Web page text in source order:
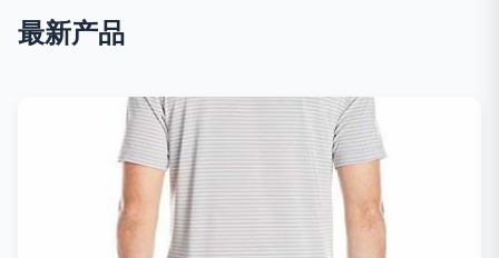
最新产品